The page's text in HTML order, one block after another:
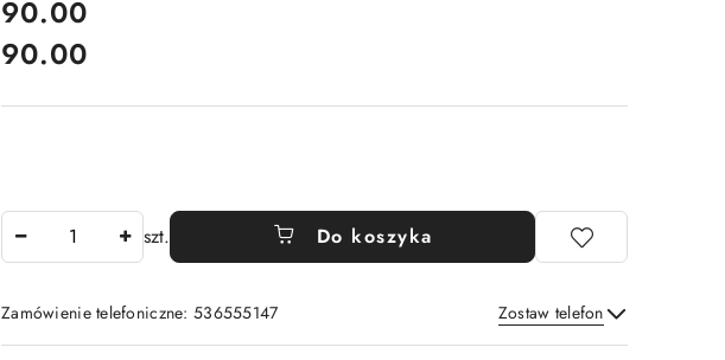
cena:
90.00
Cena:
90.00
szt. Do koszyka
Zamówienie telefoniczne: 536555147 Zostaw telefon
Wyślij